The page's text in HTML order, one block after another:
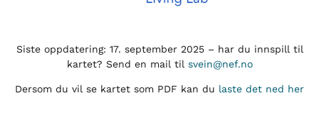
Siste oppdatering: 17. september 2025 – har du innspill til
kartet? Send en mail til svein@nef.no
Dersom du vil se kartet som PDF kan du laste det ned her